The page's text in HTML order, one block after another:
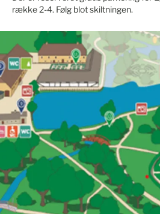
række 2-4. Følg blot skiltningen.